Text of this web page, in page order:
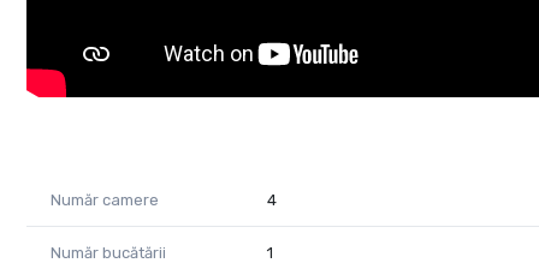
Număr camere 4
Număr bucătării 1